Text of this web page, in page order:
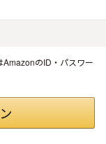
のID・パスワー